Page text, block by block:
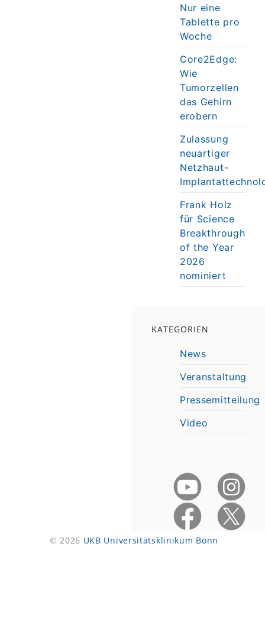
Nur eine
Tablette pro
Woche
Core2Edge:
Wie
Tumorzellen
das Gehirn
erobern
Zulassung
neuartiger
Netzhaut-
Frank Holz
für Science
Breakthrough
of the Year
2026
nominiert
KATEGORIEN
News
Veranstaltung
Pressemitteilung
Video
© 2026 UKB Universitätsklinikum Bonn